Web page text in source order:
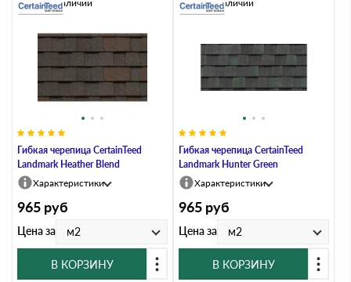
Гибкая черепица CertainTeed
Landmark Heather Blend
Нет в наличии
Характеристики
965 руб
Цена за м2
В КОРЗИНУ
Гибкая черепица CertainTeed
Landmark Hunter Green
Нет в наличии
Характеристики
965 руб
Цена за м2
В КОРЗИНУ